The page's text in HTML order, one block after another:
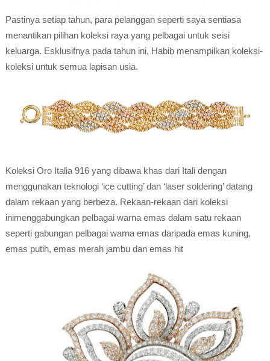
Pastinya setiap tahun, para pelanggan seperti saya sentiasa
menantikan pilihan koleksi raya yang pelbagai untuk seisi
keluarga. Esklusifnya pada tahun ini, Habib menampilkan koleksi-
koleksi untuk semua lapisan usia.
Koleksi Oro Italia 916 yang dibawa khas dari Itali dengan
menggunakan teknologi ‘ice cutting’ dan ‘laser soldering’ datang
dalam rekaan yang berbeza. Rekaan-rekaan dari koleksi
inimenggabungkan pelbagai warna emas dalam satu rekaan
seperti gabungan pelbagai warna emas daripada emas kuning,
emas putih, emas merah jambu dan emas hit